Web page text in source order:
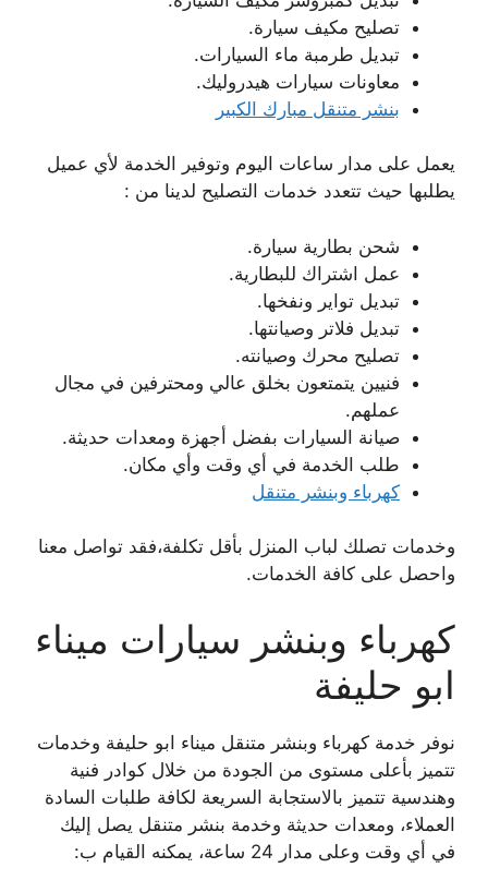
تصليح مكيف سيارة.
تبديل طرمبة ماء السيارات.
معاونات سيارات هيدروليك.
بنشر متنقل مبارك الكبير
يعمل على مدار ساعات اليوم وتوفير الخدمة لأي عميل
يطلبها حيث تتعدد خدمات التصليح لدينا من :
شحن بطارية سيارة.
عمل اشتراك للبطارية.
تبديل تواير ونفخها.
تبديل فلاتر وصيانتها.
تصليح محرك وصيانته.
فنيين يتمتعون بخلق عالي ومحترفين في مجال
عملهم.
صيانة السيارات بفضل أجهزة ومعدات حديثة.
طلب الخدمة في أي وقت وأي مكان.
كهرباء وبنشر متنقل
وخدمات تصلك لباب المنزل بأقل تكلفة،فقد تواصل معنا
واحصل على كافة الخدمات.
كهرباء وبنشر سيارات ميناء
ابو حليفة
نوفر خدمة كهرباء وبنشر متنقل ميناء ابو حليفة وخدمات
تتميز بأعلى مستوى من الجودة من خلال كوادر فنية
وهندسية تتميز بالاستجابة السريعة لكافة طلبات السادة
العملاء، ومعدات حديثة وخدمة بنشر متنقل يصل إليك
في أي وقت وعلى مدار 24 ساعة، يمكنه القيام ب: